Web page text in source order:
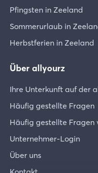
Pfingsten in Zeeland
Sommerurlaub in
Herbstferien in Zeeland
Über allyourz
Ihre Unterkunft auf der
Häufig gestellte Fragen
Häufig gestellte Fragen
Unternehmer-Login
Über uns